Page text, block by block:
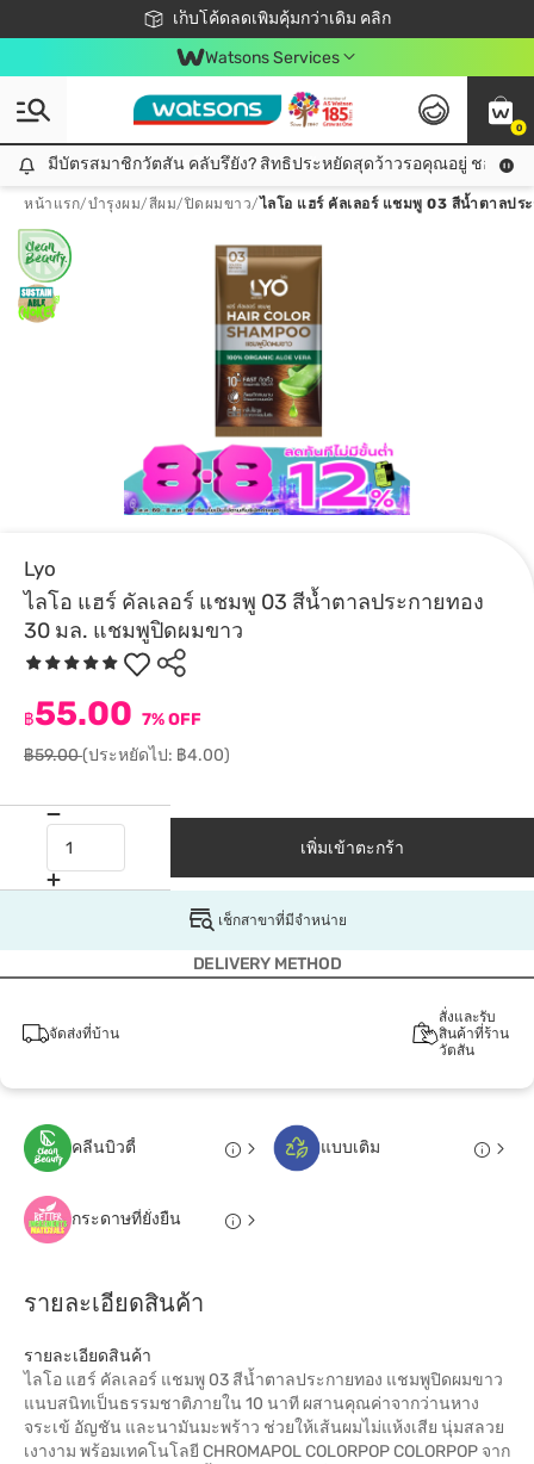
เก็บโค้ดลดเพิ่มคุ้มกว่าเดิม คลิก
ชอปออนไลน์ครั้งแรก ลดเพิ่มจุก ๆ 10%! 🎉
📦ส่งฟรี! เมื่อชอป 499฿
สมาชิกวัตสัน คลับดียังไง?
Watsons Services
0
มีบัตรสมาชิกวัตสัน คลับรึยัง? สิทธิประหยัดสุดว้าวรอคุณอยู่ ชอปคุ้มกว่าเดิม คลิก!
มีบัตรสมาชิกวัตสัน คลับรึยัง? สิทธิประหยัดสุดว้าวรอคุณอยู่ ชอปคุ้มก
หน้าแรก/บำรุงผม/สีผม/ปิดผมขาว/ไลโอ แฮร์ คัลเลอร์ แชมพู 03 สีน้ำตาลป
Lyo
ไลโอ แฮร์ คัลเลอร์ แชมพู 03 สีน้ำตาลประกายทอง
30 มล. แชมพูปิดผมขาว
฿55.00 7% OFF
฿59.00(ประหยัดไป: ฿4.00)
เพิ่มเข้าตะกร้า
เช็กสาขาที่มีจำหน่าย
DELIVERY METHOD
จัดส่งที่บ้าน
สั่งและรับ
สินค้าที่ร้าน
วัตสัน
คลีนบิวตี้ แบบเติม
กระดาษที่ยั่งยืน
รายละเอียดสินค้า
รายละเอียดสินค้า
ไลโอ แฮร์ คัลเลอร์ แชมพู 03 สีน้ำตาลประกายทอง แชมพูปิดผมขาว
แนบสนิทเป็นธรรมชาติภายใน 10 นาที ผสานคุณค่าจากว่านหาง
จระเข้ อัญชัน และนามันมะพร้าว ช่วยให้เส้นผมไม่แห้งเสีย นุ่มสลวย
เงางาม พร้อมเทคโนโลยี CHROMAPOL COLORPOP COLORPOP จาก